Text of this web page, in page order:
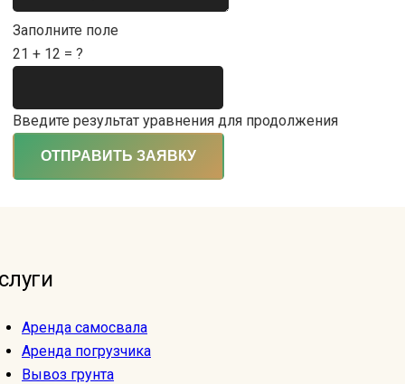
Заполните поле
21 + 12 = ?
Введите результат уравнения для продолжения
ОТПРАВИТЬ ЗАЯВКУ
Аренда самосвала
Аренда погрузчика
Вывоз грунта